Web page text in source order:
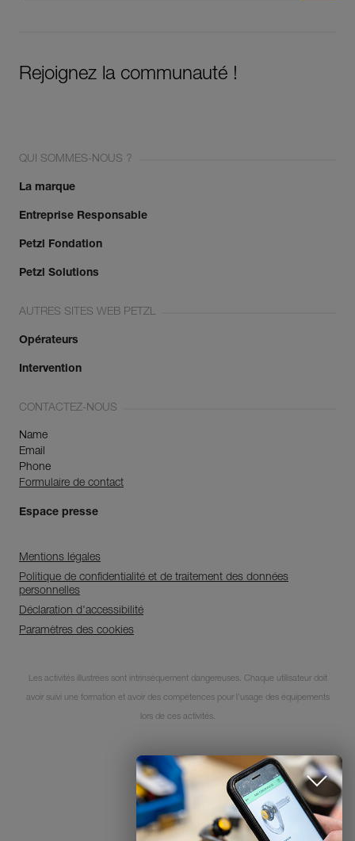
Découvrez ePPEcentre
Simplifiez le contrôle et le suivi de
votre parc d'EPI.
JE DÉCOUVRE L'APP
FERMER
Rejoignez la communauté !
QUI SOMMES-NOUS ?
La marque
Entreprise Responsable
Petzl Fondation
Petzl Solutions
AUTRES SITES WEB PETZL
Opérateurs
Intervention
CONTACTEZ-NOUS
Name
Email
Phone
Formulaire de contact
Espace presse
Mentions légales
Politique de confidentialité et de traitement des données
personnelles
Déclaration d'accessibilité
Paramètres des cookies
Les activités illustrées sont intrinsèquement dangereuses. Chaque utilisateur doit
avoir suivi une formation et avoir des compétences pour l’usage des équipements
lors de ces activités.
© 1995-2026 Petzl